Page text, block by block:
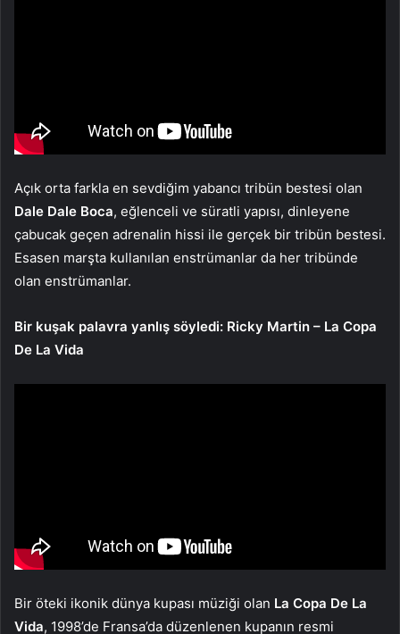
Açık orta farkla en sevdiğim yabancı tribün bestesi olan
Dale Dale Boca, eğlenceli ve süratli yapısı, dinleyene
çabucak geçen adrenalin hissi ile gerçek bir tribün bestesi.
Esasen marşta kullanılan enstrümanlar da her tribünde
olan enstrümanlar.
Bir kuşak palavra yanlış söyledi: Ricky Martin – La Copa
De La Vida
Bir öteki ikonik dünya kupası müziği olan La Copa De La
Vida, 1998’de Fransa’da düzenlenen kupanın resmi